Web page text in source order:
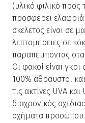
(υλικό φιλικό
προσφέρει ελαφριά
σκελετός είναι σε
λεπτομέρειες σε
παραπέμποντας
Οι φακοί είναι
100% άθραυστοι
τις ακτίνες UVA
διαχρονικός
σχήματα προσώπου.